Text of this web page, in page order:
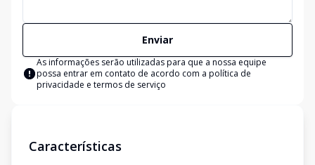
Enviar
As informações serão utilizadas para que a nossa equipe
possa entrar em contato de acordo com a política de
privacidade e termos de serviço
Características